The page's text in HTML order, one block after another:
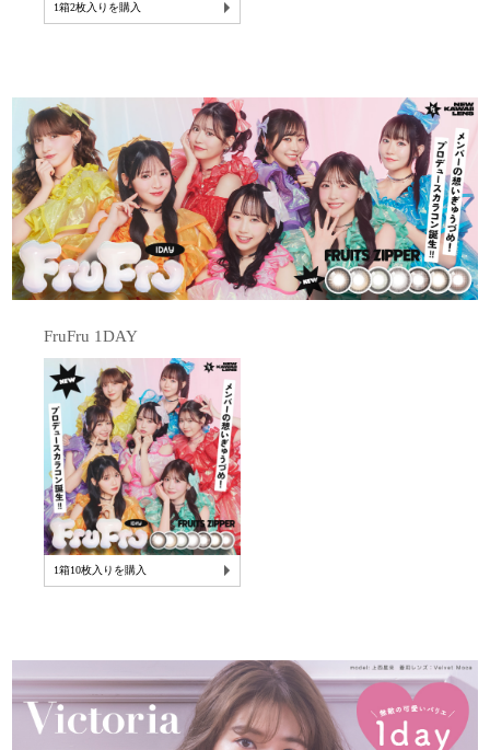
1箱2枚入りを購入
FruFru 1DAY
1箱10枚入りを購入